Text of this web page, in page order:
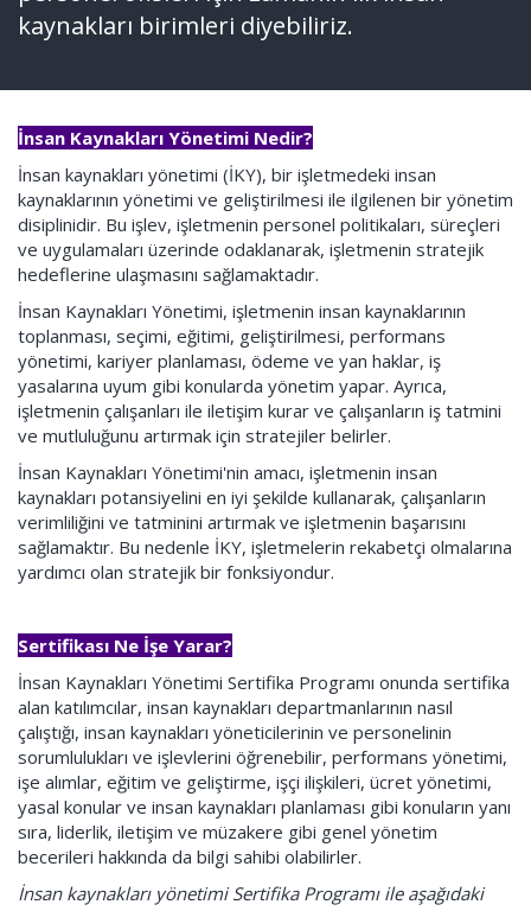
kaynakları birimleri diyebiliriz.
İnsan Kaynakları Yönetimi Nedir?
İnsan kaynakları yönetimi (İKY), bir işletmedeki insan
kaynaklarının yönetimi ve geliştirilmesi ile ilgilenen bir yönetim
disiplinidir. Bu işlev, işletmenin personel politikaları, süreçleri
ve uygulamaları üzerinde odaklanarak, işletmenin stratejik
hedeflerine ulaşmasını sağlamaktadır.
İnsan Kaynakları Yönetimi, işletmenin insan kaynaklarının
toplanması, seçimi, eğitimi, geliştirilmesi, performans
yönetimi, kariyer planlaması, ödeme ve yan haklar, iş
yasalarına uyum gibi konularda yönetim yapar. Ayrıca,
işletmenin çalışanları ile iletişim kurar ve çalışanların iş tatmini
ve mutluluğunu artırmak için stratejiler belirler.
İnsan Kaynakları Yönetimi'nin amacı, işletmenin insan
kaynakları potansiyelini en iyi şekilde kullanarak, çalışanların
verimliliğini ve tatminini artırmak ve işletmenin başarısını
sağlamaktır. Bu nedenle İKY, işletmelerin rekabetçi olmalarına
yardımcı olan stratejik bir fonksiyondur.
Sertifikası Ne İşe Yarar?
İnsan Kaynakları Yönetimi Sertifika Programı onunda sertifika
alan katılımcılar, insan kaynakları departmanlarının nasıl
çalıştığı, insan kaynakları yöneticilerinin ve personelinin
sorumlulukları ve işlevlerini öğrenebilir, performans yönetimi,
işe alımlar, eğitim ve geliştirme, işçi ilişkileri, ücret yönetimi,
yasal konular ve insan kaynakları planlaması gibi konuların yanı
sıra, liderlik, iletişim ve müzakere gibi genel yönetim
becerileri hakkında da bilgi sahibi olabilirler.
İnsan kaynakları yönetimi Sertifika Programı ile aşağıdaki